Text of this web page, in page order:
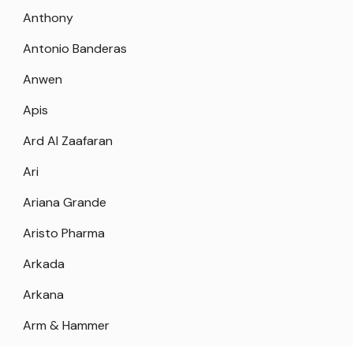
Anthony
Antonio Banderas
Anwen
Apis
Ard Al Zaafaran
Ari
Ariana Grande
Aristo Pharma
Arkada
Arkana
Arm & Hammer